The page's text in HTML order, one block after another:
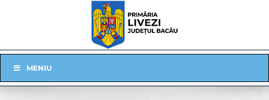
Navigation
MENIU